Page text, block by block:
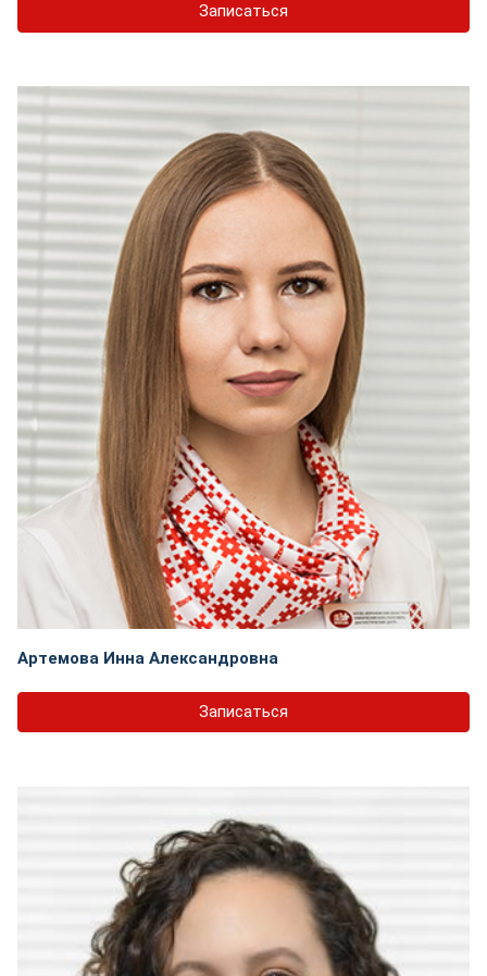
Записаться
Артемова Инна Александровна
Записаться